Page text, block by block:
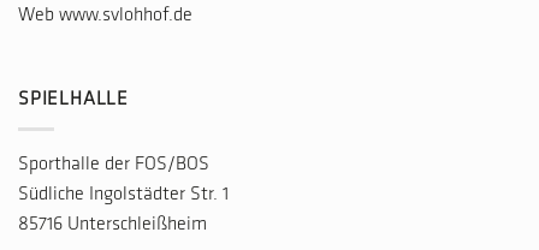
Web www.svlohhof.de
SPIELHALLE
Sporthalle der FOS/BOS
Südliche Ingolstädter Str. 1
85716 Unterschleißheim